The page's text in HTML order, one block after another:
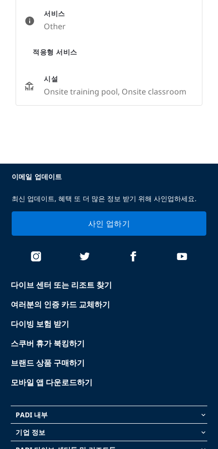
서비스
Other
적응형 서비스
시설
Onsite training pool, Onsite classroom
다이브 센터 또는 리조트 찾기
여러분의 인증 카드 교체하기
다이빙 보험 받기
스쿠버 휴가 북킹하기
브랜드 상품 구매하기
모바일 앱 다운로드하기
PADI 내부 keyboard_arrow_down
기업 정보 keyboard_arrow_down
이메일 업데이트
최신 업데이트, 혜택 또 더 많은 정보 받기 위해 사인업하세요.
사인 업하기